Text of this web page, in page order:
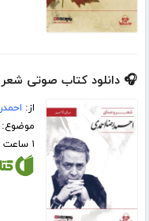
🎧 دانلود کتاب صوتی
از:
۱ ساعت و ۱۳ دقیقه